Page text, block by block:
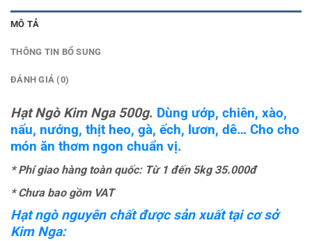
MÔ TẢ
THÔNG TIN BỔ SUNG
ĐÁNH GIÁ (0)
Hạt Ngò Kim Nga 500g. Dùng ướp, chiên, xào,
nấu, nướng, thịt heo, gà, ếch, lươn, dê… Cho cho
món ăn thơm ngon chuẩn vị.
* Phí giao hàng toàn quốc: Từ 1 đến 5kg 35.000đ
* Chưa bao gồm VAT
Hạt ngò nguyên chất được sản xuất tại cơ sở
Kim Nga: